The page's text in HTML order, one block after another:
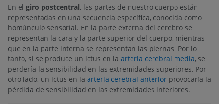
En el giro postcentral, las partes de nuestro cuerpo están
representadas en una secuencia específica, conocida como
homúnculo sensorial. En la parte externa del cerebro se
representan la cara y la parte superior del cuerpo, mientras
que en la parte interna se representan las piernas. Por lo
tanto, si se produce un ictus en la arteria cerebral media, se
perdería la sensibilidad en las extremidades superiores. Por
otro lado, un ictus en la arteria cerebral anterior provocaría la
pérdida de sensibilidad en las extremidades inferiores.